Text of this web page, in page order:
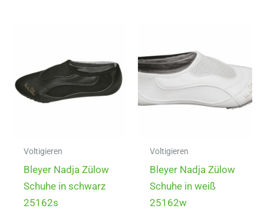
Voltigieren
Bleyer Nadja Zülow
Schuhe in schwarz
25162s
Voltigieren
Bleyer Nadja Zülow
Schuhe in weiß
25162w